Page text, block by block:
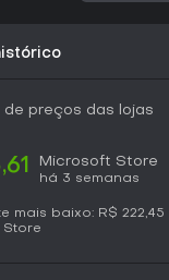
Cumprir os
liberdade criativa
para projetos e
como objetivos
de lucro. Esses
de preços das lojas
Microsoft Store
há 3 semanas
mais baixo: R$ 222,45
Store